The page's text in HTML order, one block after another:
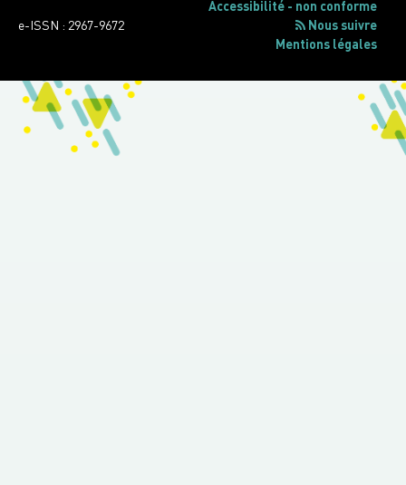
e-ISSN : 2967-9672
Accessibilité - non conforme
Nous suivre
Mentions légales